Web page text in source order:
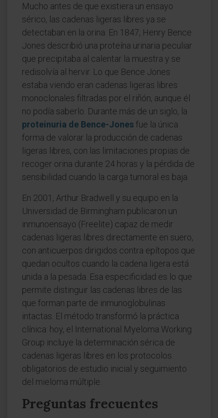
Mucho antes de que existiera un ensayo
sérico, las cadenas ligeras libres ya se
detectaban en la orina. En 1847, Henry Bence
Jones describió una proteína urinaria peculiar
que precipitaba al calentar la muestra y se
redisolvía al hervir. Lo que Bence Jones
estaba viendo eran cadenas ligeras libres
monoclonales filtradas por el riñón, aunque él
no podía saberlo. Durante más de un siglo, la
proteinuria de Bence-Jonesfue la única
forma de valorar la producción de cadenas
ligeras libres, con las limitaciones propias de
recoger orina durante 24 horas y la pérdida de
sensibilidad cuando la carga tumoral es baja.
En 2001, Arthur Bradwell y su equipo en la
Universidad de Birmingham publicaron un
inmunoensayo (Freelite) capaz de medir
cadenas ligeras libres directamente en suero,
con anticuerpos dirigidos contra epítopos que
quedan ocultos cuando la cadena ligera está
unida a la pesada. Esa especificidad es lo que
permite distinguir las cadenas libres de las
que forman parte de inmunoglobulinas
intactas. El método transformó la práctica
clínica: hoy, el International Myeloma Working
Group incluye la determinación sérica de
cadenas ligeras libres en los protocolos
obligatorios de estudio inicial y seguimiento
del mieloma múltiple.
Preguntas frecuentes